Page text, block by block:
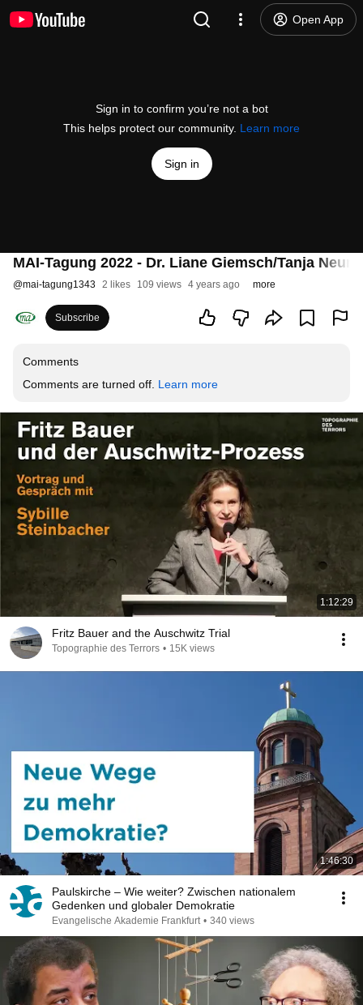
Open App
Sign in to confirm you’re not a bot
This helps protect our community. Learn more
Sign in
MAI-Tagung 2022 - Dr. Liane Giemsch/Tanja
@mai-tagung1343 2 likes 109 views 4 years ago more
Subscribe
Comments
Comments are turned off. Learn more
1:12:29
Fritz Bauer and the Auschwitz Trial
Topographie des Terrors • 15K views
1:46:30
Paulskirche – Wie weiter? Zwischen nationalem
Gedenken und globaler Demokratie
Evangelische Akademie Frankfurt • 340 views